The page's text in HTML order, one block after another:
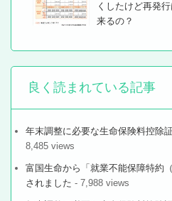
くしたけど再発行
来るの？
良く読まれている記事
年末調整に必要な生命保険料控除
8,485 views
富国生命から「就業不能保障特約
されました - 7,988 views